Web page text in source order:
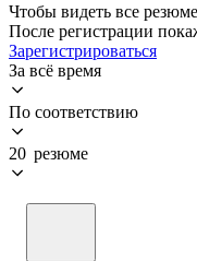
Чтобы видеть все
После регистрации
Зарегистрироваться
За всё время
По соответствию
20 резюме